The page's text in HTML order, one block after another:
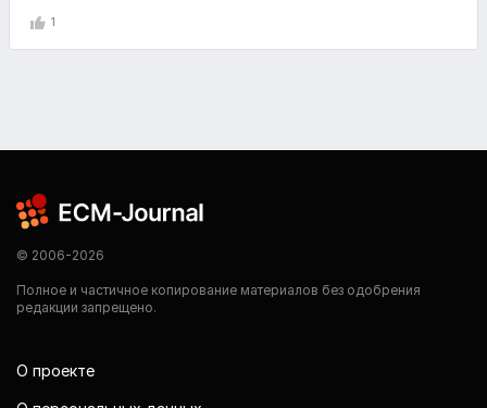
1
© 2006-2026
Полное и частичное копирование материалов без одобрения
редакции запрещено.
О проекте